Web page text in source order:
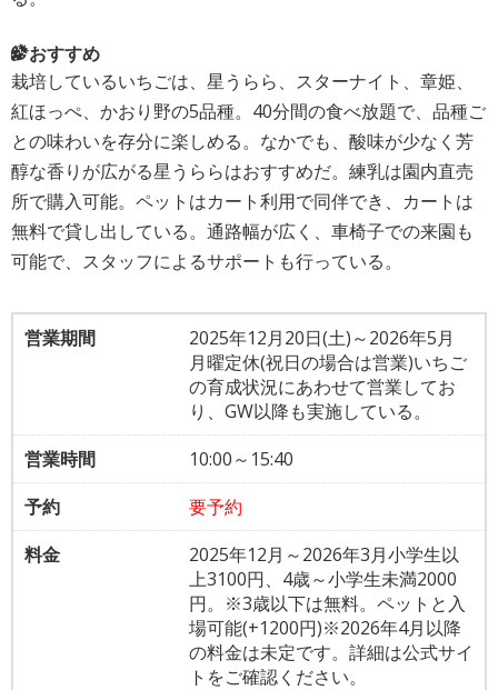
おすすめ
栽培しているいちごは、星うらら、スターナイト、章姫、
紅ほっぺ、かおり野の5品種。40分間の食べ放題で、品種ご
との味わいを存分に楽しめる。なかでも、酸味が少なく芳
醇な香りが広がる星うららはおすすめだ。練乳は園内直売
所で購入可能。ペットはカート利用で同伴でき、カートは
無料で貸し出している。通路幅が広く、車椅子での来園も
可能で、スタッフによるサポートも行っている。
営業期間
2025年12月20日(土)～2026年5月
月曜定休(祝日の場合は営業)いちご
の育成状況にあわせて営業してお
り、GW以降も実施している。
営業時間
10:00～15:40
予約
要予約
料金
2025年12月～2026年3月小学生以
上3100円、4歳～小学生未満2000
円。※3歳以下は無料。ペットと入
場可能(+1200円)※2026年4月以降
の料金は未定です。詳細は公式サイ
トをご確認ください。